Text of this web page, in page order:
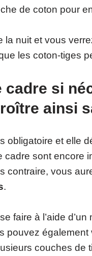
de coton pour
la nuit et vous
les coton-tiges
cadre si
ainsi
obligatoire et elle
cadre sont encore
contraire, vous
.
faire à l’aide
pouvez également
couches